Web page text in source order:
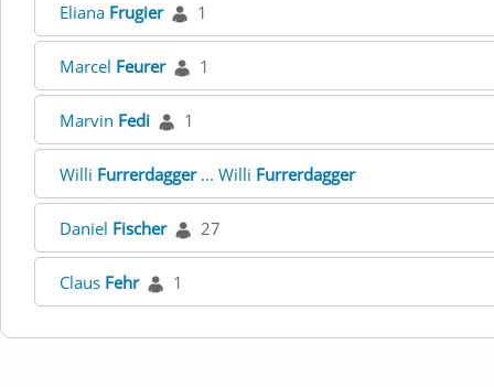
Eliana Frugier 1
Marcel Feurer 1
Marvin Fedi 1
Willi Furrerdagger... Willi Furrerdagger
Daniel Fischer 27
Claus Fehr 1